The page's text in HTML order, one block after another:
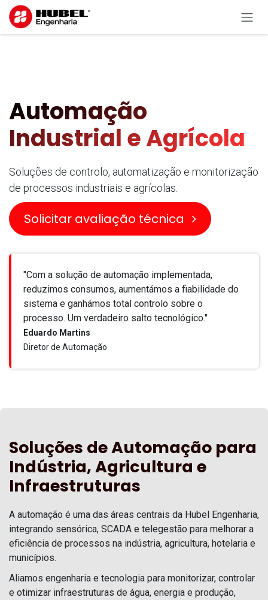
Pular para o conteúdo
Automação
Industrial e Agrícola
Soluções de controlo, automatização e monitorização
de processos industriais e agrícolas.
Solicitar avaliação técnica
"Com a solução de automação implementada,
reduzimos consumos, aumentámos a fiabilidade do
sistema e ganhámos total controlo sobre o
processo. Um verdadeiro salto tecnológico."
Eduardo Martins
Diretor de Automação
Soluções de Automação para
Indústria, Agricultura e
Infraestruturas
A automação é uma das áreas centrais da Hubel Engenharia,
integrando sensórica, SCADA e telegestão para melhorar a
eficiência de processos na indústria, agricultura, hotelaria e
municípios.
Aliamos engenharia e tecnologia para monitorizar, controlar
e otimizar infraestruturas de água, energia e produção,